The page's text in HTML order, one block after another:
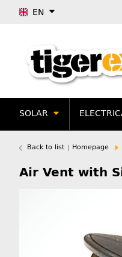
EN
SOLAR
Back to list Homepage
Air Vent with